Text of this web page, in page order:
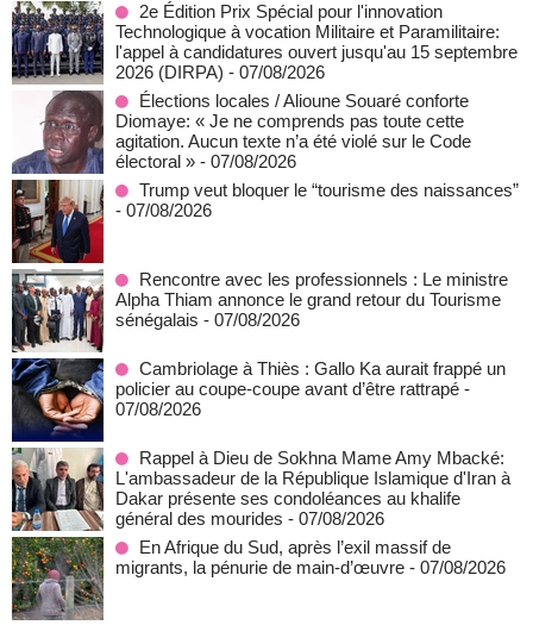
2e Édition Prix Spécial pour l'innovation
Technologique à vocation Militaire et Paramilitaire:
l'appel à candidatures ouvert jusqu'au 15 septembre
2026 (DIRPA) - 07/08/2026
Élections locales / Alioune Souaré conforte
Diomaye: « Je ne comprends pas toute cette
agitation. Aucun texte n’a été violé sur le Code
électoral » - 07/08/2026
Trump veut bloquer le “tourisme des naissances”
- 07/08/2026
Rencontre avec les professionnels : Le ministre
Alpha Thiam annonce le grand retour du Tourisme
sénégalais - 07/08/2026
Cambriolage à Thiès : Gallo Ka aurait frappé un
policier au coupe-coupe avant d’être rattrapé -
07/08/2026
Rappel à Dieu de Sokhna Mame Amy Mbacké:
L'ambassadeur de la République Islamique d'Iran à
Dakar présente ses condoléances au khalife
général des mourides - 07/08/2026
En Afrique du Sud, après l’exil massif de
migrants, la pénurie de main-d’œuvre - 07/08/2026